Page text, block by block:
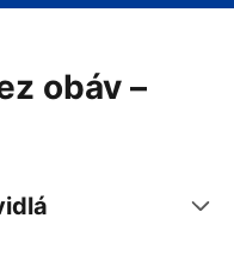
obáv –